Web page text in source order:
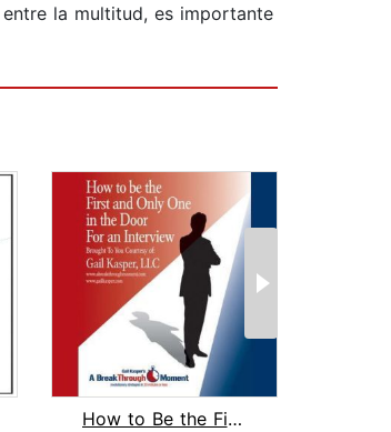
la multitud, es importante
How to Be the First and Only One in t...